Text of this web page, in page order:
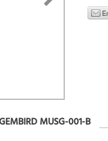
MUSG-001-B